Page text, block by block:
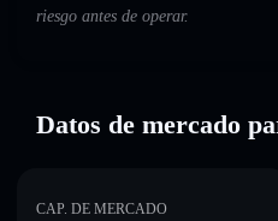
riesgo antes de operar.
Datos de mercado
CAP. DE MERCADO